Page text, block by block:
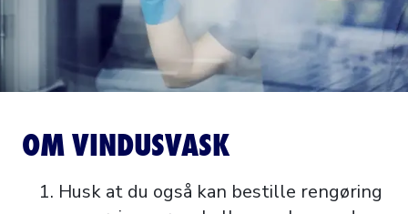
OM VINDUSVASK
Husk at du også kan bestille rengøring